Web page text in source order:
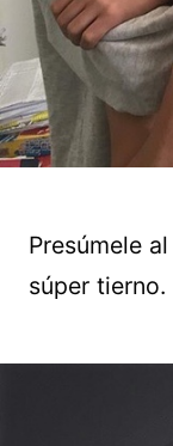
Presúmele
súper tierno.